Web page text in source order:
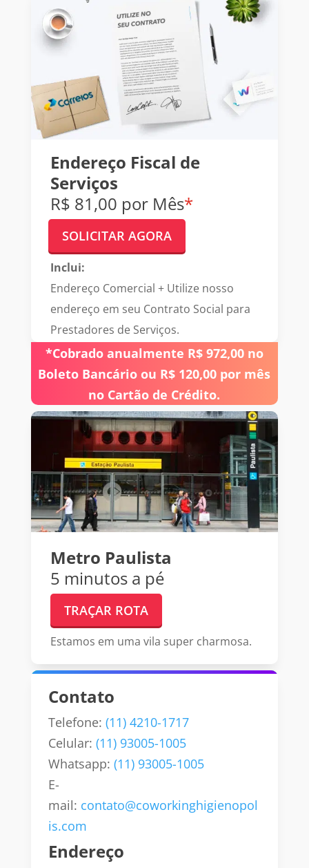
Endereço Fiscal de
Serviços
R$ 81,00 por Mês*
SOLICITAR AGORA
Inclui:
Endereço Comercial + Utilize nosso
endereço em seu Contrato Social para
Prestadores de Serviços.
*Cobrado anualmente R$ 972,00 no
Boleto Bancário ou R$ 120,00 por mês
no Cartão de Crédito.
Metro Paulista
5 minutos a pé
TRAÇAR ROTA
Estamos em uma vila super charmosa.
Contato
Telefone: (11) 4210-1717
Celular: (11) 93005-1005
Whatsapp: (11) 93005-1005
E-
mail: contato@coworkinghigienopol
is.com
Endereço